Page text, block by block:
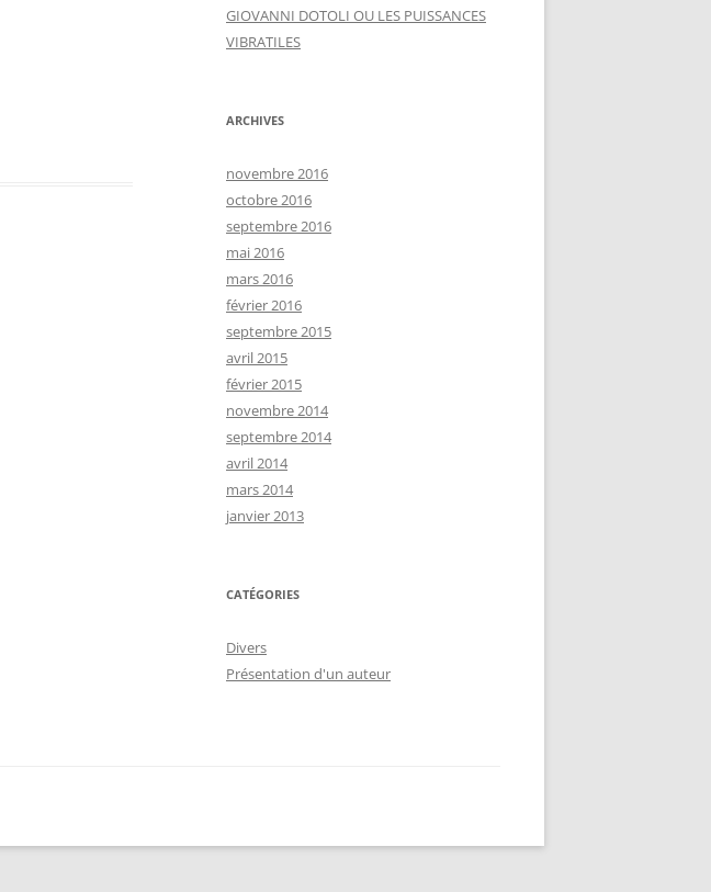
GIOVANNI DOTOLI OU LES PUISSANCES
VIBRATILES
ARCHIVES
novembre 2016
octobre 2016
septembre 2016
mai 2016
mars 2016
février 2016
septembre 2015
avril 2015
février 2015
novembre 2014
septembre 2014
avril 2014
mars 2014
janvier 2013
CATÉGORIES
Divers
Présentation d'un auteur